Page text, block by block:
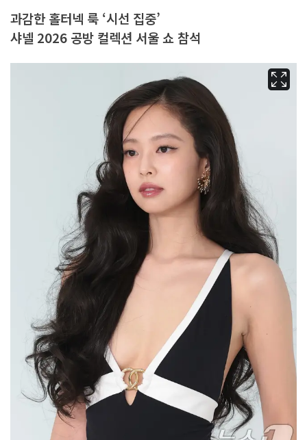
과감한 홀터넥 룩 ‘시선 집중’
샤넬 2026 공방 컬렉션 서울 쇼 참석